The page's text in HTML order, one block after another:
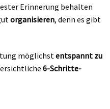
Erinnerung behalten
organisieren, denn es gibt
möglichstentspannt zu
6-Schritte-